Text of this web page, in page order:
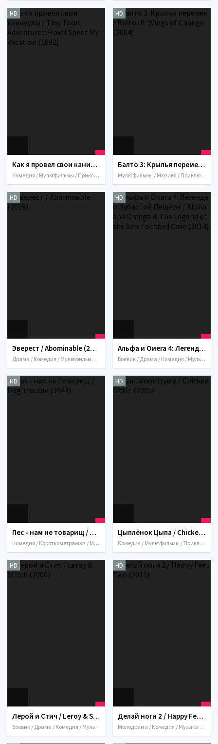
HD
Как я провел свои каникулы / Tiny Toon Adventures: How I Spent My Vacation (1992)
Комедия / Мультфильмы / Приключения / Семейный / Фэнтези / США / 1992
HD
Балто 3: Крылья перемен / Balto III: Wings of Change (2004)
Мультфильмы / Мюзикл / Приключения / Семейный / США / 2004
HD
Эверест / Abominable (2019)
Драма / Комедия / Мультфильмы / 2019 / Приключения / Семейный / Фэнтези / США / Китай
HD
Альфа и Омега 4: Легенда о Зубастой Пещере / Alpha and Omega 4: The Legend of the Saw Toothed Cave (2014)
Боевик / Драма / Комедия / Мультфильмы / Приключения / Семейный / Триллер / Фэнтези / 2014 / США
HD
Пес - нам не товарищ / Dog Trouble (1942)
Комедия / Короткометражка / Мультфильмы / Семейный / США / 1942
HD
Цыплёнок Цыпа / Chicken Little (2005)
Комедия / Мультфильмы / Приключения / Семейный / Фантастика / Фэнтези / США / 2005
HD
Лерой и Стич / Leroy & Stitch (2006)
Боевик / Драма / Комедия / Мультфильмы / Приключения / Семейный / Фантастика / США / 2006
HD
Делай ноги 2 / Happy Feet Two (2011)
Мелодрама / Комедия / Музыка / Мультфильмы / Мюзикл / Приключения / Семейный / США / Австралия / 2011